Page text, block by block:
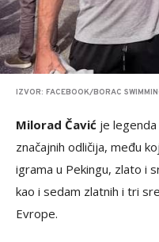
IZVOR: FACEBOOK/BORAC
Milorad Čavić je
značajnih odličija, među
igrama u Pekingu, zlato i
kao i sedam zlatnih i tri
Evrope.